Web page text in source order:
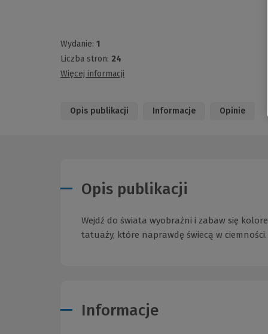
Wydanie: 1
Liczba stron: 24
Więcej informacji
Opis publikacji Informacje Opinie
Opis publikacji
Wejdź do świata wyobraźni i zabaw się
tatuaży, które naprawdę świecą w
Informacje